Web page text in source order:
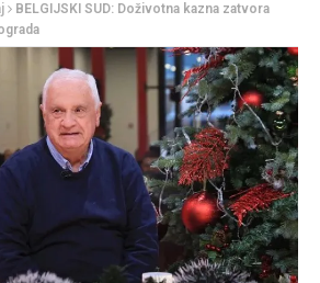
BELGIJSKI SUD: Doživotna kazna zatvora